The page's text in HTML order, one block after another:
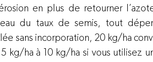
en plus de retourner
du taux de semis, tout
sans incorporation, 20 kg/ha
kg/ha à 10 kg/ha si vous utilisez